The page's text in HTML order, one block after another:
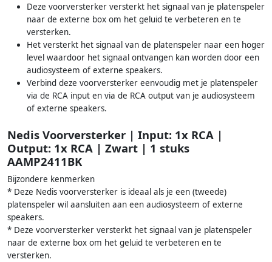
Deze voorversterker versterkt het signaal van je platenspeler
naar de externe box om het geluid te verbeteren en te
versterken.
Het versterkt het signaal van de platenspeler naar een hoger
level waardoor het signaal ontvangen kan worden door een
audiosysteem of externe speakers.
Verbind deze voorversterker eenvoudig met je platenspeler
via de RCA input en via de RCA output van je audiosysteem
of externe speakers.
Nedis Voorversterker | Input: 1x RCA |
Output: 1x RCA | Zwart | 1 stuks
AAMP2411BK
Bijzondere kenmerken
* Deze Nedis voorversterker is ideaal als je een (tweede)
platenspeler wil aansluiten aan een audiosysteem of externe
speakers.
* Deze voorversterker versterkt het signaal van je platenspeler
naar de externe box om het geluid te verbeteren en te
versterken.